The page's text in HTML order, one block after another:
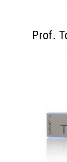
Prof.